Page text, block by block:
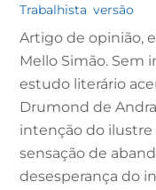
Trabalhista ,versão
Artigo de opinião,
Mello Simão. Sem
estudo literário
Drumond de
intenção do
sensação de
desesperança do